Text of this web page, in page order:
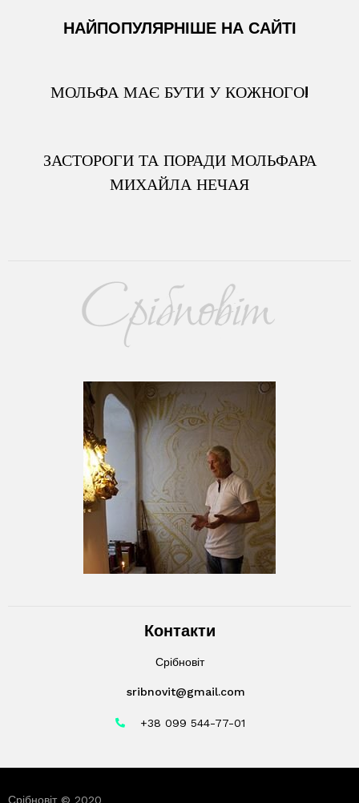
НАЙПОПУЛЯРНІШЕ НА САЙТІ
МОЛЬФА МАЄ БУТИ У КОЖНОГО!
ЗАСТОРОГИ ТА ПОРАДИ МОЛЬФАРА
МИХАЙЛА НЕЧАЯ
Контакти
Срібновіт
sribnovit@gmail.com
+38 099 544-77-01
Срібновіт © 2020